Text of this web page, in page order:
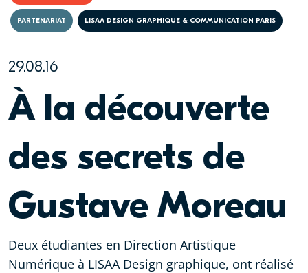
29.08.16
PARTENARIAT LISAA DESIGN GRAPHIQUE & COMMUNICATION PARIS
À la découverte
des secrets de
Gustave Moreau
Deux étudiantes en Direction Artistique
Numérique à LISAA Design graphique, ont réalisé